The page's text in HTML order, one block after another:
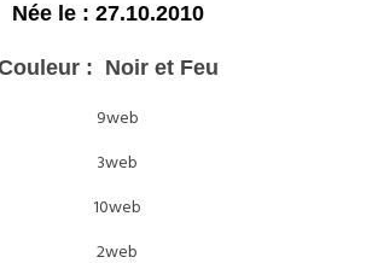
Née le : 27.10.2010
: Noir et Feu